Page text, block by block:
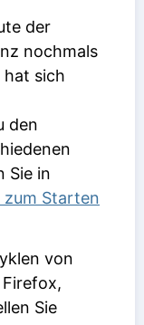
der
nochmals
hat sich
den
Sie in
zum Starten
von
Sie